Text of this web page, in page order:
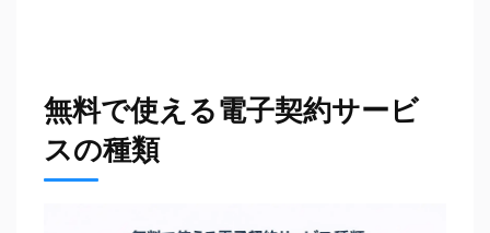
無料で使える電子契約サービ
スの種類